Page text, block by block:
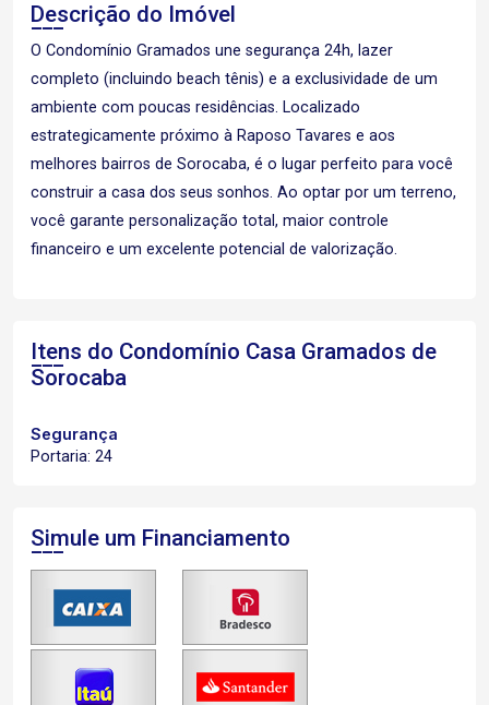
Descrição do Imóvel
O Condomínio Gramados une segurança 24h, lazer
completo (incluindo beach tênis) e a exclusividade de um
ambiente com poucas residências. Localizado
estrategicamente próximo à Raposo Tavares e aos
melhores bairros de Sorocaba, é o lugar perfeito para você
construir a casa dos seus sonhos. Ao optar por um terreno,
você garante personalização total, maior controle
financeiro e um excelente potencial de valorização.
Itens do Condomínio Casa Gramados de
Sorocaba
Segurança
Portaria: 24
Simule um Financiamento